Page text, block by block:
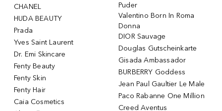
CHANEL
HUDA BEAUTY
Prada
Yves Saint Laurent
Dr. Emi Skincare
Fenty Beauty
Fenty Skin
Fenty Hair
Caia Cosmetics
Puder
Valentino Born In Roma
Donna
DIOR Sauvage
Douglas Gutscheinkarte
Gisada Ambassador
BURBERRY Goddess
Jean Paul Gaultier Le Male
Paco Rabanne One Million
Creed Aventus